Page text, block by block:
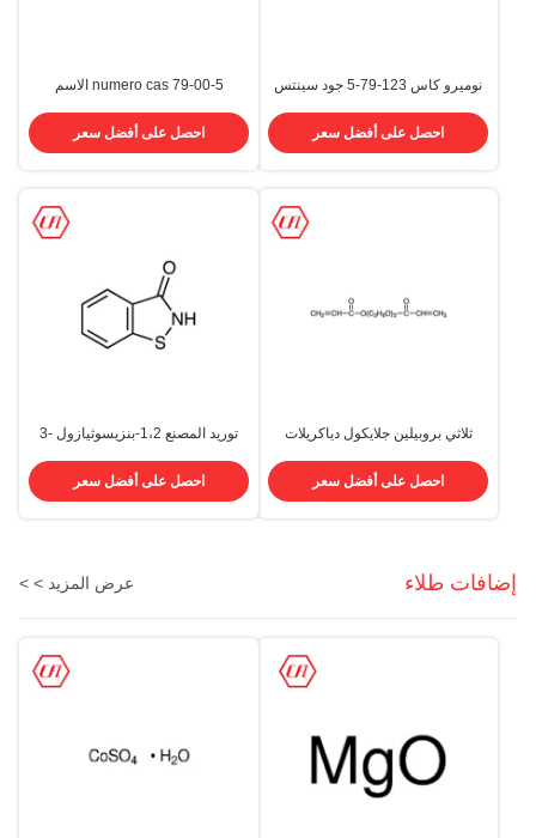
نوميرو كاس 123-79-5 جود سينتس
احصل على أفضل سعر
numero cas 79-00-5 الاسم
C2H3Cl3 مونومر تفاعلي
احصل على أفضل سعر
ثلاثي بروبيلين جلايكول دياكريلات
احصل على أفضل سعر
توريد المصنع 1،2-بنزيسوثيازول -3
احصل على أفضل سعر
إضافات طلاء عرض المزيد > >